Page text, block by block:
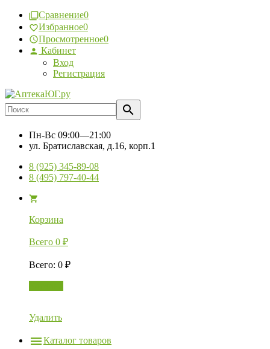
Сравнение0
Избранное0
Просмотренное0
Кабинет
Вход
Регистрация
Пн-Вс 09:00—21:00
ул. Братиславская, д.16, корп.1
8 (925) 345-89-08
8 (495) 797-40-44
Корзина
Всего 0 ₽
Всего: 0 ₽
Удалить
Каталог товаров